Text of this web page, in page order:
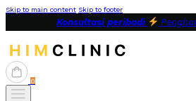
Skip to main content Skip to footer
Konsultasi peribadi
0